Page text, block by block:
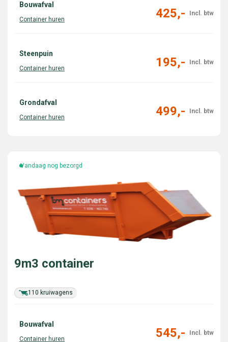
Bouwafval
425,-
Steenpuin
195,-
Grondafval
499,-
Vandaag nog bezorgd
110 kruiwagens
9m3 container
Bouwafval
545,-